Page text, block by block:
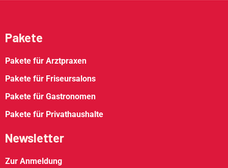
Pakete
Pakete für Arztpraxen
Pakete für Friseursalons
Pakete für Gastronomen
Pakete für Privathaushalte
Newsletter
Zur Anmeldung